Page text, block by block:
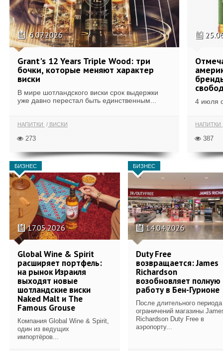
6.07.2026
Grant's 12 Years Triple Wood: три
бочки, которые меняют характер
виски
В мире шотландского виски срок выдержки
уже давно перестал быть единственным...
НАПИТКИ ВИСКИ
273
4 июля
НАПИТКИ
387
БИЗНЕС
17.05.2026
Global Wine & Spirit
расширяет портфель:
на рынок Израиля
выходят новые
шотландские виски
Naked Malt и The
Famous Grouse
Компания Global Wine & Spirit,
один из ведущих
импортёров...
БИЗНЕС
14.04.2026
Duty Free
возвращается: James
Richardson
возобновляет полную
работу в Бен-Гурионе
После длительного периода
ограничений магазины
Richardson Duty Free в
аэропорту...